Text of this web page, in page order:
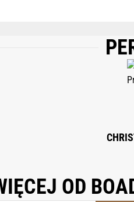
40-B), PARFUM (FRAGRANCE),
SANTALUM ALBUM (SANDALWOOD)
LINALOOL, COUMARIN, ROSA
BENZYL BENZOATE, ALPHA-
OD